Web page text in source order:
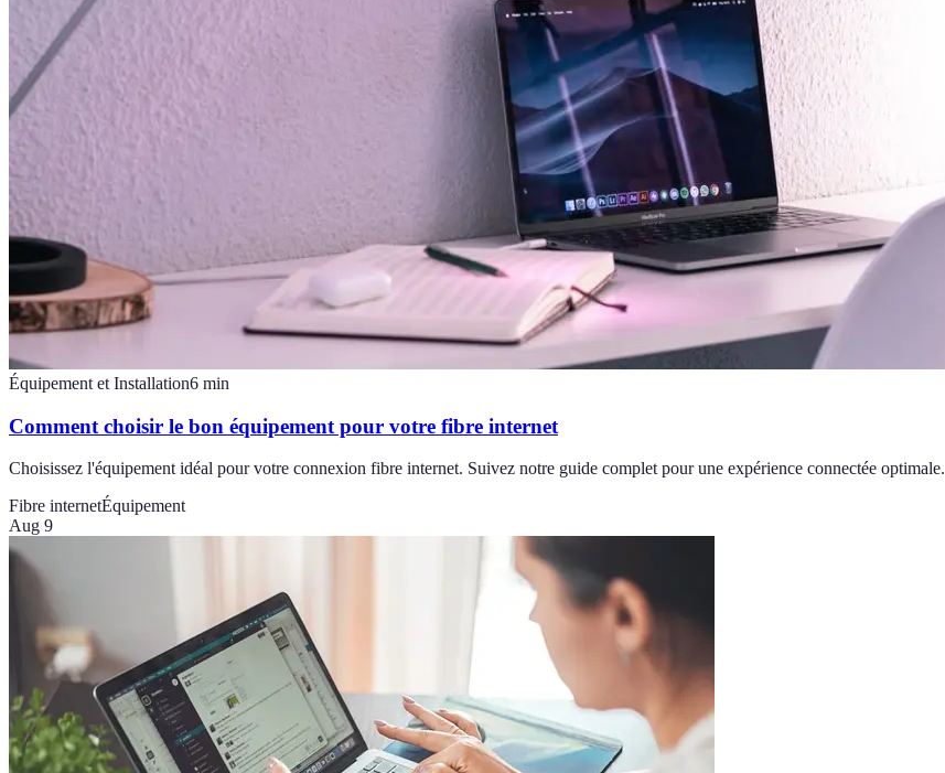
Équipement et Installation6 min
Comment choisir le bon équipement pour votre fibre internet
Choisissez l'équipement idéal pour votre connexion fibre internet. Suivez notre guide complet pour une expérience connectée optimale.
Fibre internetÉquipement
Aug 9